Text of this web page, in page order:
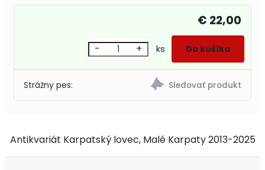
€ 22,00
Strážny pes:
- + ks
Antikvariát Karpatský lovec, Malé Karpaty 2013-2025